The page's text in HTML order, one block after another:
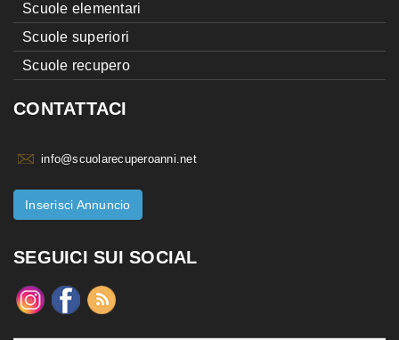
Scuole elementari
Scuole superiori
Scuole recupero
CONTATTACI
info@scuolarecuperoanni.net
Inserisci Annuncio
SEGUICI SUI SOCIAL